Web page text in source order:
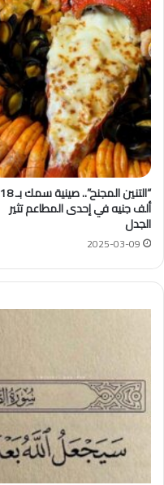
“التنين المجنح”.. صينية سمك بـ 18
ألف جنيه في إحدى المطاعم تثير
الجدل
2025-03-09